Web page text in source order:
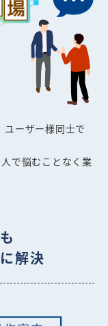
ユーザー様同士で
で悩むことなく業
解決